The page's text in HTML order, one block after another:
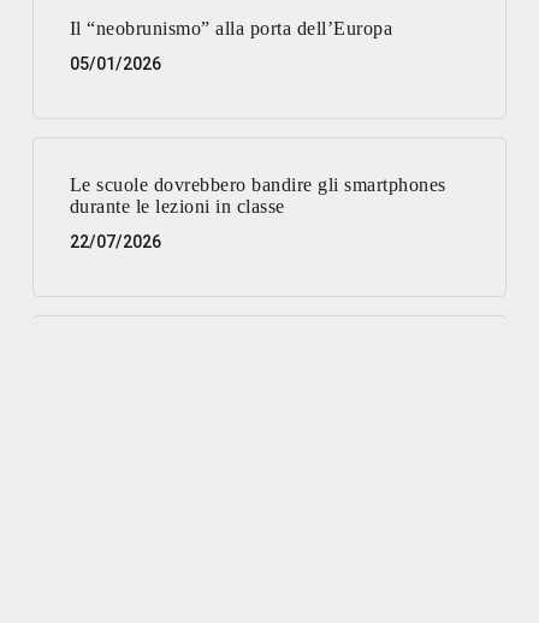
Il “neobrunismo” alla porta dell’Europa
05/01/2026
Le scuole dovrebbero bandire gli smartphones
durante le lezioni in classe
22/07/2026